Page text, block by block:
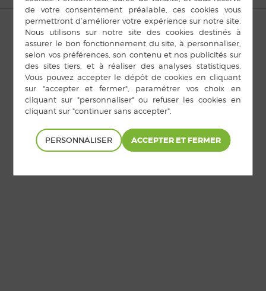
© Copyright Domalain 2015 |Mentions légales |Plan du site
Cookies| Accès privé
PERSONNALISER